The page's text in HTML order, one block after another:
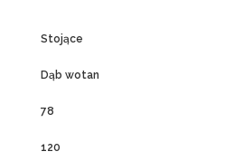
Stojące
Dąb wotan
78
120